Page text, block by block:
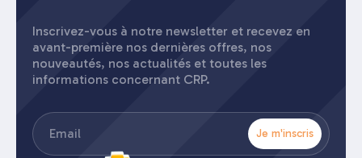
Inscrivez-vous à notre newsletter et recevez en
avant-première nos dernières offres, nos
nouveautés, nos actualités et toutes les
informations concernant CRP.
E-
mail
(Nécessaire)